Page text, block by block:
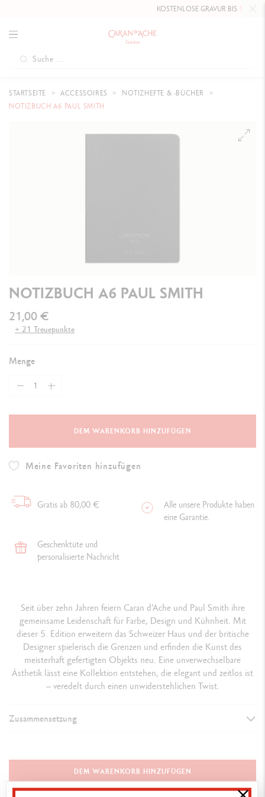
KOSTENLOSE GRAVUR BIS10. MAI
STARTSEITE ACCESSOIRES
NOTIZHEFTE & -BÜCHER
NOTIZBUCH A6 PAUL SMITH
NOTIZBUCH A6 PAUL SMITH
21,00 €
+ 21 Treuepunkte
Menge
DEM WARENKORB HINZUFÜGEN
Meine Favoriten hinzufügen
Gratis ab 80,00 €
Alle unsere Produkte haben
eine Garantie.
Geschenktüte und
personalisierte Nachricht
Seit über zehn Jahren feiern Caran d’Ache und Paul Smith ihre
gemeinsame Leidenschaft für Farbe, Design und Kühnheit. Mit
dieser 5. Edition erweitern das Schweizer Haus und der britische
Designer spielerisch die Grenzen und erfinden die Kunst des
meisterhaft gefertigten Objekts neu. Eine unverwechselbare
Ästhetik lässt eine Kollektion entstehen, die elegant und zeitlos ist
– veredelt durch einen unwiderstehlichen Twist.
Zusammensetzung
Format A6 : 104 x 148 x 8 mm
Weicher schwarzer Kreativpapier-Einband mit abgerundeten Ecken,
DEM WARENKORB HINZUFÜGEN